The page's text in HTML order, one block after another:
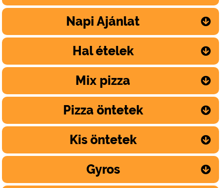
Napi Ajánlat
Hal ételek
Mix pizza
Pizza öntetek
Kis öntetek
Gyros